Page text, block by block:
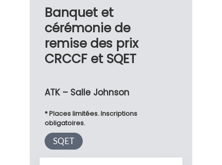
Banquet et
cérémonie de
remise des prix
CRCCF et SQET
ATK – Salle Johnson
* Places limitées. Inscriptions
obligatoires.
SQET